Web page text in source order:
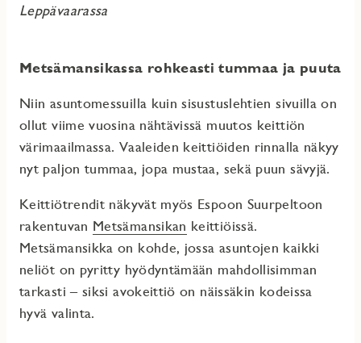
Leppävaarassa
Metsämansikassa rohkeasti tummaa ja puuta
Niin asuntomessuilla kuin sisustuslehtien sivuilla on
ollut viime vuosina nähtävissä muutos keittiön
värimaailmassa. Vaaleiden keittiöiden rinnalla näkyy
nyt paljon tummaa, jopa mustaa, sekä puun sävyjä.
Keittiötrendit näkyvät myös Espoon Suurpeltoon
rakentuvan Metsämansikan keittiöissä.
Metsämansikka on kohde, jossa asuntojen kaikki
neliöt on pyritty hyödyntämään mahdollisimman
tarkasti – siksi avokeittiö on näissäkin kodeissa
hyvä valinta.